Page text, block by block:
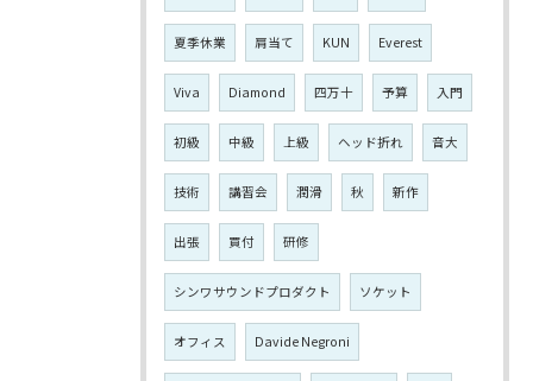
夏季休業 肩当て KUN Everest
Viva Diamond 四万十 予算 入門
初級 中級 上級 ヘッド折れ 音大
技術 講習会 潤滑 秋 新作
出張 買付 研修
シンワサウンドプロダクト ソケット
オフィス Davide Negroni